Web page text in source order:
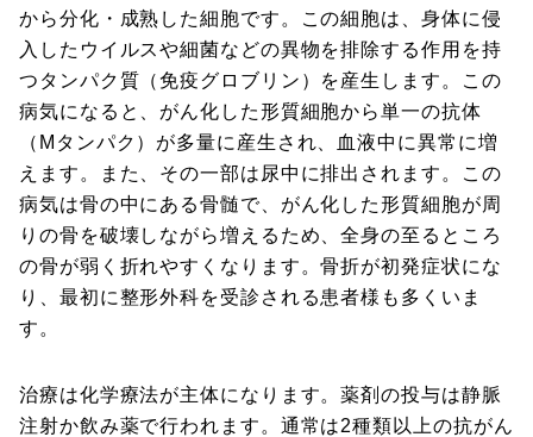
から分化・成熟した細胞です。この細胞は、身体に侵
入したウイルスや細菌などの異物を排除する作用を持
つタンパク質（免疫グロブリン）を産生します。この
病気になると、がん化した形質細胞から単一の抗体
（Mタンパク）が多量に産生され、血液中に異常に増
えます。また、その一部は尿中に排出されます。この
病気は骨の中にある骨髄で、がん化した形質細胞が周
りの骨を破壊しながら増えるため、全身の至るところ
の骨が弱く折れやすくなります。骨折が初発症状にな
り、最初に整形外科を受診される患者様も多くいま
す。
治療は化学療法が主体になります。薬剤の投与は静脈
注射か飲み薬で行われます。通常は2種類以上の抗がん